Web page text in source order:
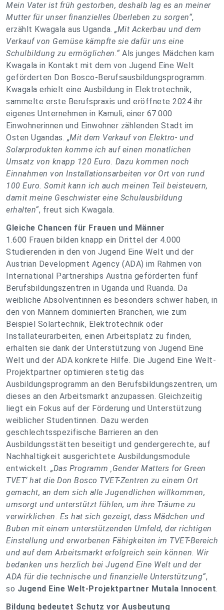
Mein Vater ist früh gestorben, deshalb lag es an meiner
Mutter für unser finanzielles Überleben zu sorgen“,
erzählt Kwagala aus Uganda. „Mit Ackerbau und dem
Verkauf von Gemüse kämpfte sie dafür uns eine
Schulbildung zu ermöglichen.“ Als junges Mädchen kam
Kwagala in Kontakt mit dem von Jugend Eine Welt
geförderten Don Bosco-Berufsausbildungsprogramm.
Kwagala erhielt eine Ausbildung in Elektrotechnik,
sammelte erste Berufspraxis und eröffnete 2024 ihr
eigenes Unternehmen in Kamuli, einer 67.000
Einwohnerinnen und Einwohner zählenden Stadt im
Osten Ugandas. „Mit dem Verkauf von Elektro- und
Solarprodukten komme ich auf einen monatlichen
Umsatz von knapp 120 Euro. Dazu kommen noch
Einnahmen von Installationsarbeiten vor Ort von rund
100 Euro. Somit kann ich auch meinen Teil beisteuern,
damit meine Geschwister eine Schulausbildung
erhalten“, freut sich Kwagala.
Gleiche Chancen für Frauen und Männer
1.600 Frauen bilden knapp ein Drittel der 4.000
Studierenden in den von Jugend Eine Welt und der
Austrian Development Agency (ADA) im Rahmen von
International Partnerships Austria geförderten fünf
Berufsbildungszentren in Uganda und Ruanda. Da
weibliche Absolventinnen es besonders schwer haben, in
den von Männern dominierten Branchen, wie zum
Beispiel Solartechnik, Elektrotechnik oder
Installateurarbeiten, einen Arbeitsplatz zu finden,
erhalten sie dank der Unterstützung von Jugend Eine
Welt und der ADA konkrete Hilfe. Die Jugend Eine Welt-
Projektpartner optimieren stetig das
Ausbildungsprogramm an den Berufsbildungszentren, um
dieses an den Arbeitsmarkt anzupassen. Gleichzeitig
liegt ein Fokus auf der Förderung und Unterstützung
weiblicher Studentinnen. Dazu werden
geschlechtsspezifische Barrieren an den
Ausbildungsstätten beseitigt und gendergerechte, auf
Nachhaltigkeit ausgerichtete Ausbildungsmodule
entwickelt. „Das Programm ‚Gender Matters for Green
TVET‘ hat die Don Bosco TVET-Zentren zu einem Ort
gemacht, an dem sich alle Jugendlichen willkommen,
umsorgt und unterstützt fühlen, um ihre Träume zu
verwirklichen. Es hat sich gezeigt, dass Mädchen und
Buben mit einem unterstützenden Umfeld, der richtigen
Einstellung und erworbenen Fähigkeiten im TVET-Bereich
und auf dem Arbeitsmarkt erfolgreich sein können. Wir
bedanken uns herzlich bei Jugend Eine Welt und der
ADA für die technische und finanzielle Unterstützung“,
so Jugend Eine Welt-Projektpartner Mutala Innocent.
Bildung bedeutet Schutz vor Ausbeutung